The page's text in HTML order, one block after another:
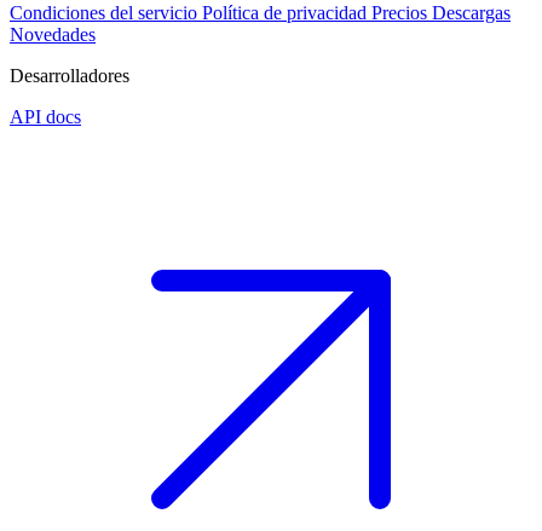
Condiciones del servicio Política de privacidad Precios Descargas
Novedades
Desarrolladores
API docs